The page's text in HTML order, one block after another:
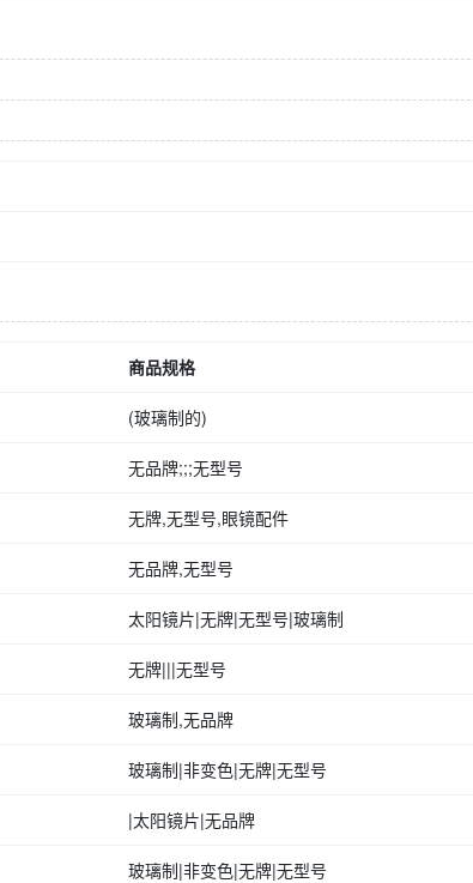
商品规格
(玻璃制的)
无品牌;;;无型号
无牌,无型号,眼镜配件
无品牌,无型号
太阳镜片|无牌|无型号|玻璃制
无牌|||无型号
玻璃制,无品牌
玻璃制|非变色|无牌|无型号
|太阳镜片|无品牌
玻璃制|非变色|无牌|无型号